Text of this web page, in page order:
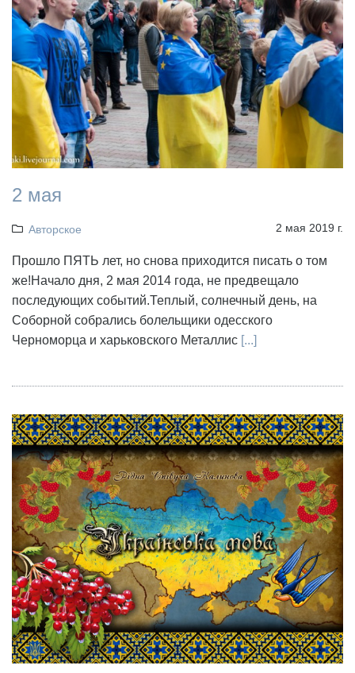
2 мая
Авторское 2 мая 2019 г.
Прошло ПЯТЬ лет, но снова приходится писать о том
же!Начало дня, 2 мая 2014 года, не предвещало
последующих событий.Теплый, солнечный день, на
Соборной собрались болельщики одесского
Черноморца и харьковского Металлис [...]